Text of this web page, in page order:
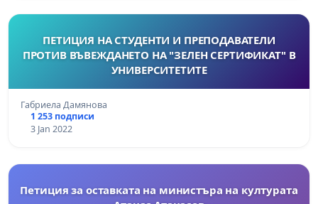
ПЕТИЦИЯ НА СТУДЕНТИ И ПРЕПОДАВАТЕЛИ
ПРОТИВ ВЪВЕЖДАНЕТО НА "ЗЕЛЕН СЕРТИФИКАТ" В
УНИВЕРСИТЕТИТЕ
Габриела Дамянова
1 253 подписи
3 Jan 2022
Петиция за оставката на министъра на културата